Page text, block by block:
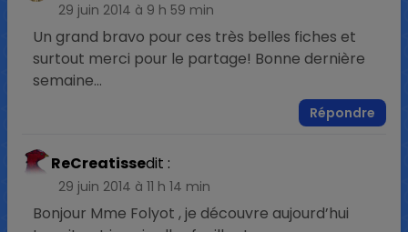
29 juin 2014 à 9 h 59 min
Un grand bravo pour ces très belles fiches et
surtout merci pour le partage! Bonne dernière
semaine…
Répondre
ReCreatissedit :
29 juin 2014 à 11 h 14 min
Bonjour Mme Folyot , je découvre aujourd’hui